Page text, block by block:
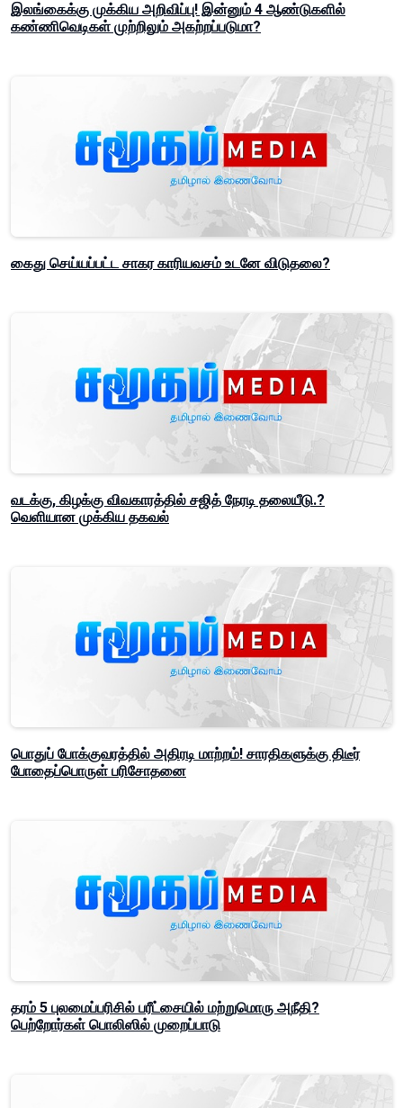
இலங்கைக்கு முக்கிய அறிவிப்பு! இன்னும் 4 ஆண்டுகளில்
கண்ணிவெடிகள் முற்றிலும் அகற்றப்படுமா?
கைது செய்யப்பட்ட சாகர காரியவசம் உடனே விடுதலை?
வடக்கு, கிழக்கு விவகாரத்தில் சஜித் நேரடி தலையீடு.?
வெளியான முக்கிய தகவல்
பொதுப் போக்குவரத்தில் அதிரடி மாற்றம்! சாரதிகளுக்கு திடீர்
போதைப்பொருள் பரிசோதனை
தரம் 5 புலமைப்பரிசில் பரீட்சையில் மற்றுமொரு அநீதி?
பெற்றோர்கள் பொலிஸில் முறைப்பாடு